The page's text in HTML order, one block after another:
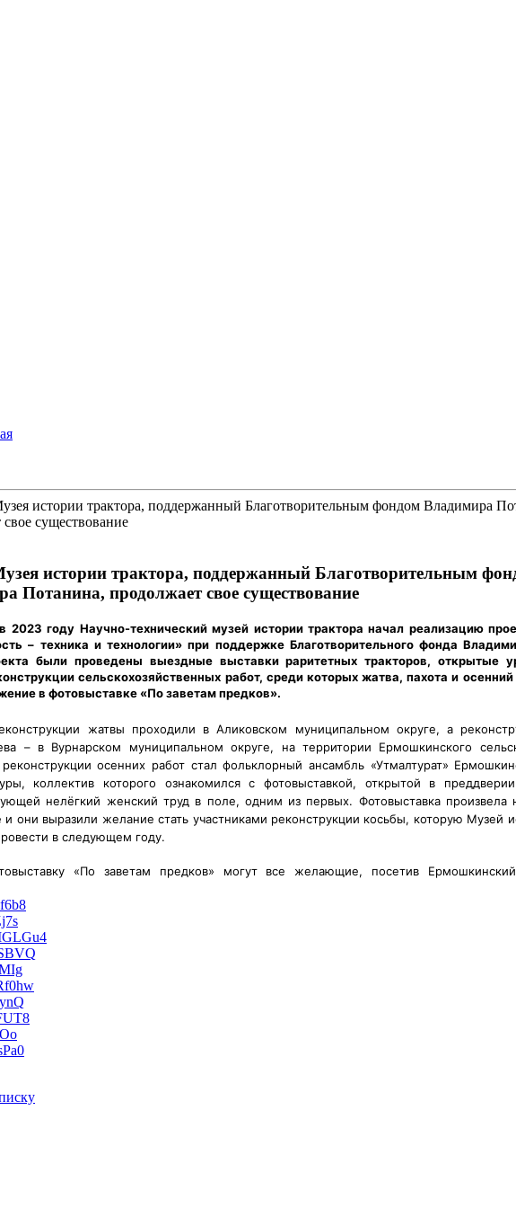
истории трактора, поддержанный Благотворительным
Потанина, продолжает свое существование
2023 году Научно-технический музей истории трактора начал реализацию
– техника и технологии» при поддержке Благотворительного фонда
были проведены выездные выставки раритетных тракторов, открытые
сельскохозяйственных работ, среди которых жатва, пахота и
в фотовыставке «По заветам предков».
жатвы проходили в Аликовском муниципальном округе, а
– в Вурнарском муниципальном округе, на территории Ермошкинского
осенних работ стал фольклорный ансамбль «Утмалтурат»
коллектив которого ознакомился с фотовыставкой, открытой в
нелёгкий женский труд в поле, одним из первых. Фотовыставка произвела
и они выразили желание стать участниками реконструкции косьбы, которую Музей
в следующем году.
«По заветам предков» могут все желающие, посетив